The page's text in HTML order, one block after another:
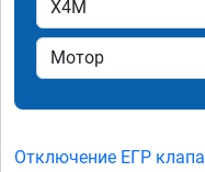
Отключение ЕГР